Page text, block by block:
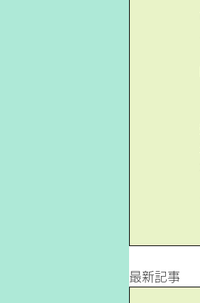
最新記事